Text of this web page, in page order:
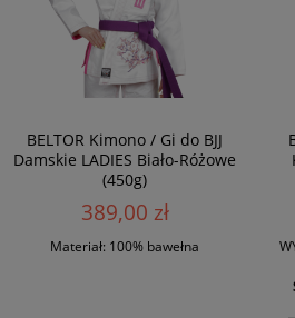
BELTOR Kimono / Gi do BJJ
Damskie LADIES Biało-Różowe
(450g)
389,00 zł
Materiał: 100% bawełna